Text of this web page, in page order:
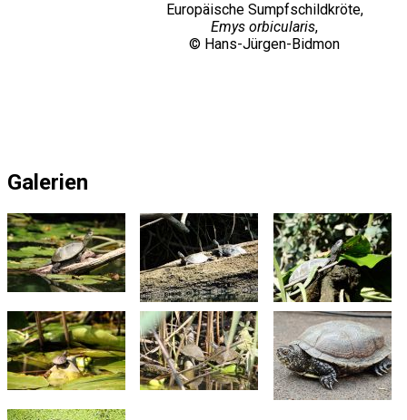
Europäische Sumpfschildkröte,
Emys orbicularis,
© Hans-Jürgen-Bidmon
Galerien